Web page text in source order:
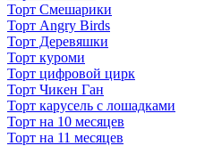
Торт Смешарики
Торт Angry Birds
Торт Деревяшки
Торт куроми
Торт цифровой цирк
Торт Чикен Ган
Торт карусель с лошадками
Торт на 10 месяцев
Торт на 11 месяцев